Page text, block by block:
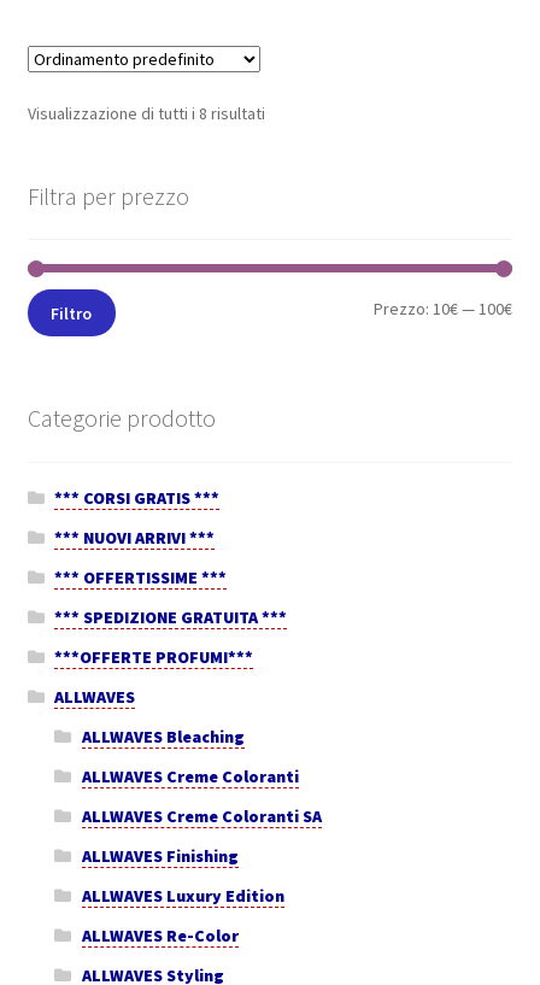
Visualizzazione di tutti i 8 risultati
Filtra per prezzo
Filtro Prezzo:10€—100€
Categorie prodotto
*** CORSI GRATIS ***
*** NUOVI ARRIVI ***
*** OFFERTISSIME ***
*** SPEDIZIONE GRATUITA ***
***OFFERTE PROFUMI***
ALLWAVES
ALLWAVES Bleaching
ALLWAVES Creme Coloranti
ALLWAVES Creme Coloranti SA
ALLWAVES Finishing
ALLWAVES Luxury Edition
ALLWAVES Re-Color
ALLWAVES Styling